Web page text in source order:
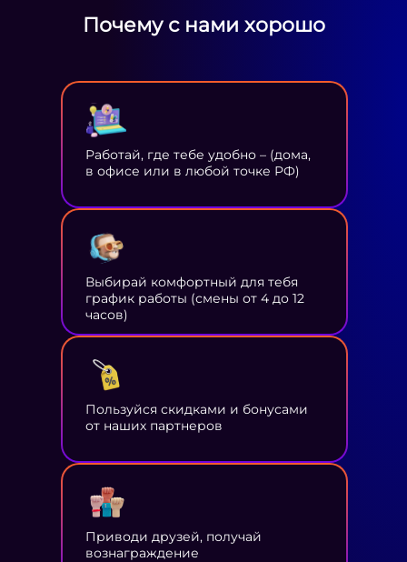
Почему с нами хорошо
Работай, где тебе удобно – (дома,
в офисе или в любой точке РФ)
Выбирай комфортный для тебя
график работы (смены от 4 до 12
часов)
Пользуйся скидками и бонусами
от наших партнеров
Приводи друзей, получай
вознаграждение